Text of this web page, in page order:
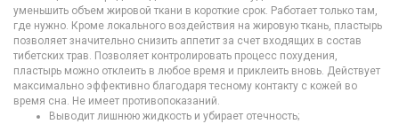
уменьшить объем жировой ткани в короткие срок. Работает только там,
где нужно. Кроме локального воздействия на жировую ткань, пластырь
позволяет значительно снизить аппетит за счет входящих в состав
тибетских трав. Позволяет контролировать процесс похудения,
пластырь можно отклеить в любое время и приклеить вновь. Действует
максимально эффективно благодаря тесному контакту с кожей во
время сна. Не имеет противопоказаний.
Выводит лишнюю жидкость и убирает отечность;